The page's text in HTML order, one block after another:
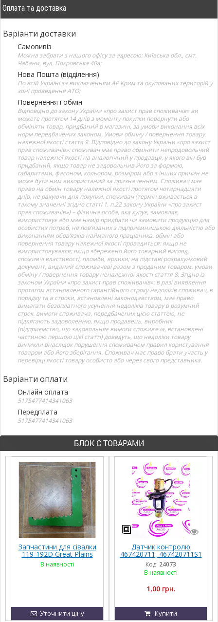
Оплата та доставка
Варіанти доставки
Самовивіз
Можна забрати з нашого офісу за адресою: Київська обл., смт.
Чабани, вул. Покровська 40а;
Нова Пошта (відділення)
По всій Україні за виключенням АР Крим та окупованих територій у
зоні проведення АТО;
Повернення і обмін
Відповідно до закону України «про захист прав споживачів» ви
можете протягом 14 днів з моменту покупки повернути або
обміняти товар, придбаний в магазині, за умови виконання всіх
норм передбачених законом. Умови обміну / повернення товару
належної якості стаття 9. Відповідно до закону України «про захист
прав споживачів»: споживач має право обміняти непродовольчий
товар належної якості на аналогічний у продавця, у якого він був
придбаний, якщо товар не задовольнив його за формою,
габаритами, фасоном, кольором, розміром або з інших причин не
може бути ним використаний за призначенням. Споживач має
право на обмін товару належної якості протягом чотирнадцяти
днів, не рахуючи дня покупки. споживач (термін вживається в
такому значенні згідно статті 1. п.22 закону України «про захист
прав споживачів») – фізична особа, яка купує, замовляє,
використовує або має намір придбати чи замовити продукцію для
особистих потреб, не пов’язаних з підприємницькою діяльністю або
виконанням обов’язків найманого працівника. обмін або
повернення товару належної якості провадиться: якщо не
використовувався; якщо збережено його товарний вигляд,
споживчі властивості, пломби, ярлики; на підставі розрахунковий
документ, виданий споживачеві разом з проданим товаром. умови
обміну / повернення товару неналежної якості стаття 8. Згідно із
законом України «про захист прав споживачів»: в разі виявлення
протягом встановленого гарантійного строку недоліків споживач, в
порядку та в строки, встановлені законодавством, має право
вимагати безоплатного усунення недоліків товару в розумний
строк. вимоги споживача, передбачених цією статтею, не
підлягають задоволенню, якщо продавець, виробник
(підприємство, що задовольняє вимоги споживача, встановлені
частиною першою цієї статті) доведуть, що недоліки товару
виникли внаслідок порушення споживачем правил користування
товаром або його зберігання. Споживач має право брати участь у
перевірці якості товару особисто або через свого представника.
Варіанти оплати
Онлайн оплата
5175477414341063
Передплата
5175477414341063
БЛОК С ТОВАРАМИ
Запчастини для сівалки
119-192D Great Plains
В наявності
Уточнити ціну
Датчик контролю
467420711, 467420711S1
32 мм Great Plains
Код: 24073
В наявності
1,00 грн.
Купити